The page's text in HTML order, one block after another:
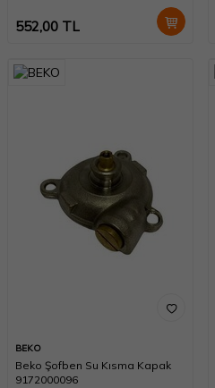
552,00 TL
BEKO
Beko Şofben Su Kısma Kapak
9172000096